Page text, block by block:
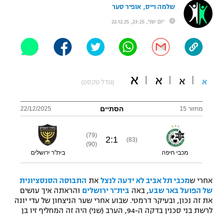
"מחצית בשכונה" – פודקאסט
משתתפים וזוכים בפרסים
תקנון עבור פעילות ספורט 1 – "מרלן"
גיימינג E-Sports
תנאי שימוש
תקנון פעילות ספורט 1
אופניים
כדורמים
פוטבול אמריקאי NFL
בייסבול MLB
ספורט אתגרי ואקסטרים
אומנויות לחימה
גיימינג E-Sports
שלמה וייס, אופיר סער
יום שני, 23:25, 22.12.25
א א א א (גודל טקסט)
מחזור 15 הסתיים 22/12/2025
מכבי חיפה
(83)
1
:
2
(79)
(90)
בית"ר ירושלים
אחרי שמכבי תל אביב לא ידעה לנצל את התבוסה הסנסציונית
של הפועל באר שבע, באה בית"ר ירושלים והראתה איך עושים
את זה נכון, ובעיקר דרמטי. שבוע אחרי שער הניצחון של עדי יונה
לרשת בני סכנין בדקה ה-94, הערב (שני) היה זה המחליף זיו בן